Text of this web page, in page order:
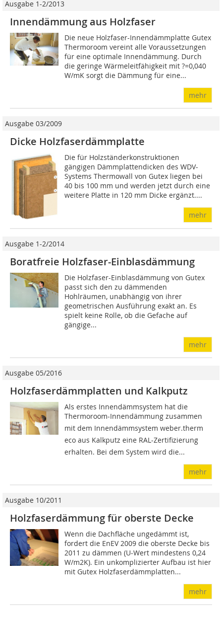
Ausgabe 1-2/2013
Innendämmung aus Holzfaser
Die neue Holzfaser-Innendämmplatte Gutex
Thermoroom vereint alle Voraussetzungen
für eine optimale Innendämmung. Durch
die geringe Wärmeleitfähigkeit mit ?=0,040
W/mK sorgt die Dämmung für eine...
mehr
Ausgabe 03/2009
Dicke Holzfaserdämmplatte
Die für Holzständerkonstruktionen
gängigen Dämmplattendicken des WDV-
Systems Thermowall von Gutex liegen bei
40 bis 100 mm und werden jetzt durch eine
weitere Platte in 120 mm Dicke ergänzt....
mehr
Ausgabe 1-2/2014
Boratfreie Holzfaser-Einblasdämmung
Die Holzfaser-Einblasdämmung von Gutex
passt sich den zu dämmenden
Hohlräumen, unabhängig von ihrer
geometrischen Ausführung exakt an. Es
spielt keine Rolle, ob die Gefache auf
gängige...
mehr
Ausgabe 05/2016
Holzfaserdämmplatten und Kalkputz
Als erstes Innendämmsystem hat die
Thermoroom-Innendämmung zusammen
mit dem Innendämmsystem weber.therm
eco aus Kalkputz eine RAL-Zertifizierung
erhalten. Bei dem System wird die...
mehr
Ausgabe 10/2011
Holzfaserdämmung für oberste Decke
Wenn die Dachfläche ungedämmt ist,
fordert die EnEV 2009 die oberste Decke bis
2011 zu dämmen (U-Wert mindestens 0,24
W/m2K). Ein unkomplizierter Aufbau ist hier
mit Gutex Holzfaserdämmplatten...
mehr